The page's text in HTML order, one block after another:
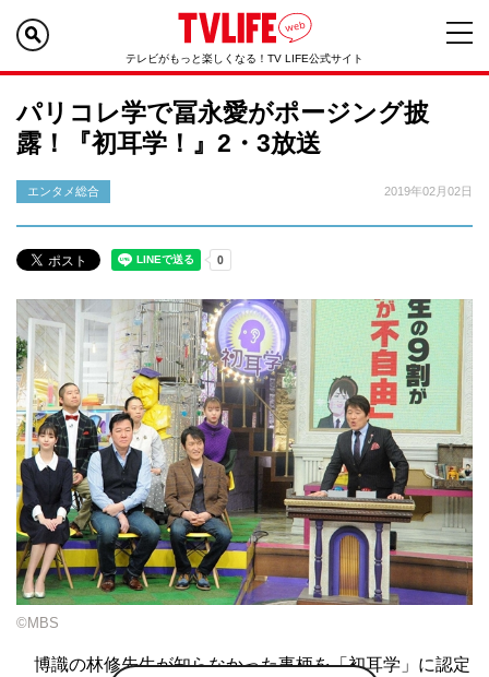
テレビがもっと楽しくなる！TV LIFE公式サイト
パリコレ学で冨永愛がポージング披
露！『初耳学！』2・3放送
エンタメ総合 2019年02月02日
©MBS
博識の林修先生が知らなかった事柄を「初耳学」に認定